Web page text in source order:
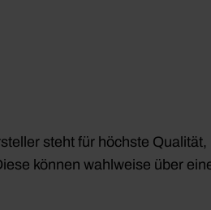
steht für höchste Qualität,
können wahlweise über